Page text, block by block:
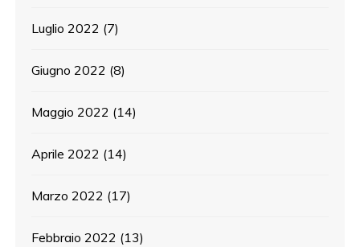
Luglio 2022 (7)
Giugno 2022 (8)
Maggio 2022 (14)
Aprile 2022 (14)
Marzo 2022 (17)
Febbraio 2022 (13)